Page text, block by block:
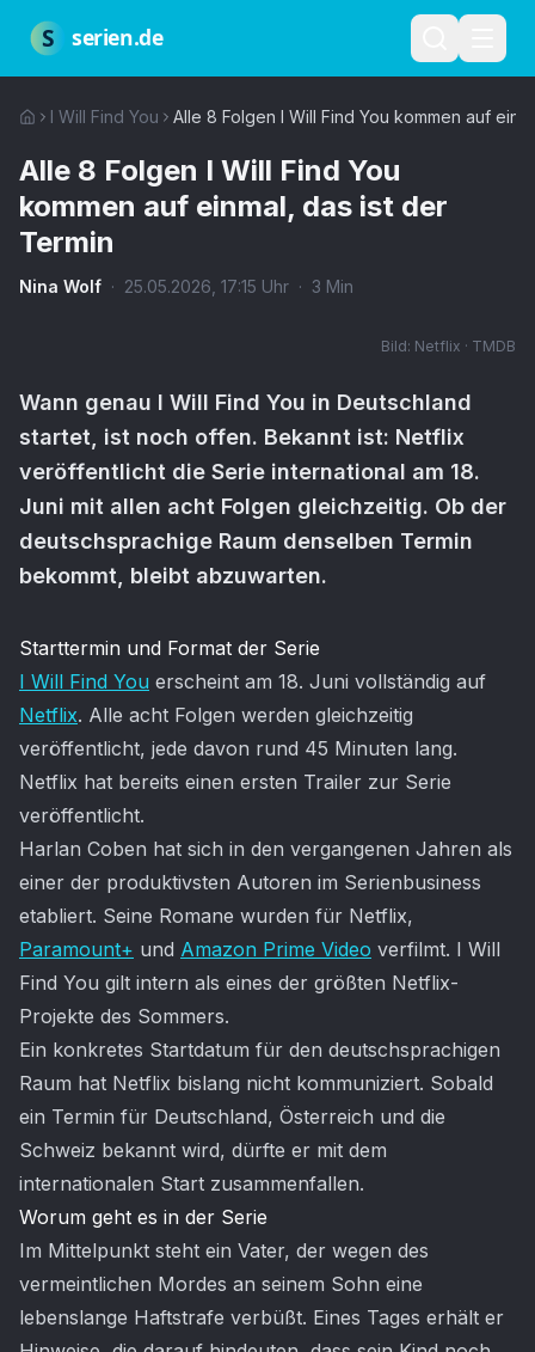
S serien.de
I Will Find You Alle 8 Folgen I Will Find You kommen auf
Alle 8 Folgen I Will Find You
kommen auf einmal, das ist der
Termin
Nina Wolf · 25.05.2026 17:15 Uhr · 3 Min
Bild: Netflix · TMDB
Wann genau I Will Find You in Deutschland
startet, ist noch offen. Bekannt ist: Netflix
veröffentlicht die Serie international am 18.
Juni mit allen acht Folgen gleichzeitig. Ob der
deutschsprachige Raum denselben Termin
bekommt, bleibt abzuwarten.
Artikel-Inhalt
Starttermin und Format der Serie
I Will Find You erscheint am 18. Juni vollständig auf
Netflix. Alle acht Folgen werden gleichzeitig
veröffentlicht, jede davon rund 45 Minuten lang.
Netflix hat bereits einen ersten Trailer zur Serie
veröffentlicht.
Harlan Coben hat sich in den vergangenen Jahren als
einer der produktivsten Autoren im Serienbusiness
etabliert. Seine Romane wurden für Netflix,
Paramount+ und Amazon Prime Video verfilmt. I Will
Find You gilt intern als eines der größten Netflix-
Projekte des Sommers.
Ein konkretes Startdatum für den deutschsprachigen
Raum hat Netflix bislang nicht kommuniziert. Sobald
ein Termin für Deutschland, Österreich und die
Schweiz bekannt wird, dürfte er mit dem
internationalen Start zusammenfallen.
Worum geht es in der Serie
Im Mittelpunkt steht ein Vater, der wegen des
vermeintlichen Mordes an seinem Sohn eine
lebenslange Haftstrafe verbüßt. Eines Tages erhält er
Nutzungsbedingungen